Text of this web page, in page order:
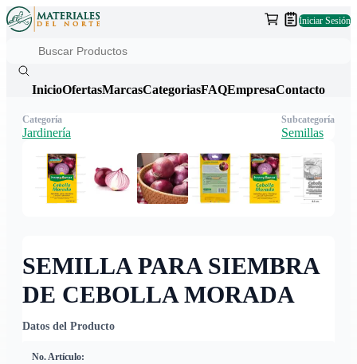
Iniciar Sesión
InicioOfertasMarcasCategoriasFAQEmpresaContacto
SEMILLA PARA SIEMBRA
DE CEBOLLA MORADA
Datos del Producto
No. Artículo:
Categoría
Jardinería
Subcategoría
Semillas